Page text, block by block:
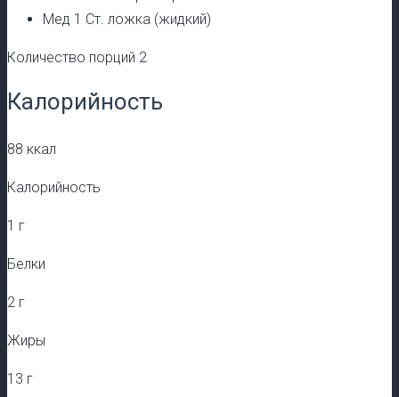
Мед 1 Ст. ложка (жидкий)
Количество порций 2
Калорийность
88 ккал
Калорийность
1 г
Белки
2 г
Жиры
13 г